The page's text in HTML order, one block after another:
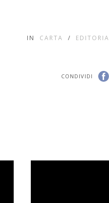
IN CARTA / EDITORIA
CONDIVIDI